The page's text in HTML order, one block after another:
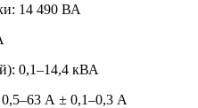
14 490 ВА
0,1–14,4 кВА
0,5–63 А ± 0,1–0,3 А